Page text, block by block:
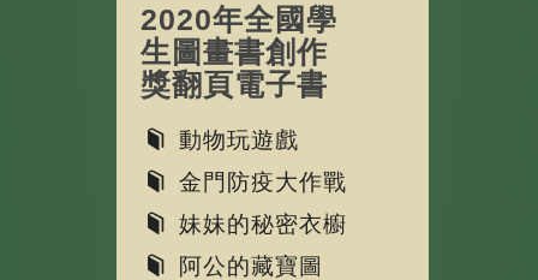
2020年全國學
生圖畫書創作
獎翻頁電子書
動物玩遊戲
金門防疫大作戰
妹妹的秘密衣櫥
阿公的藏寶圖